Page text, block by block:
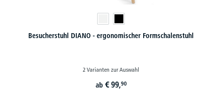
Besucherstuhl DIANO - ergonomischer Formschalenstuhl
2 Varianten zur Auswahl
ab € 99,90